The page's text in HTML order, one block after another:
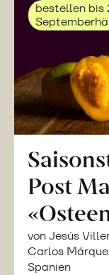
bestellen bis
Post
von Jesús
Carlos
Spanien